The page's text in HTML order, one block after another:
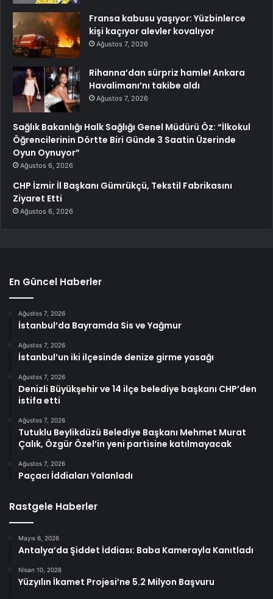
Fransa kabusu yaşıyor: Yüzbinlerce
kişi kaçıyor alevler kovalıyor
Ağustos 7, 2026
Rihanna’dan sürpriz hamle! Ankara
Havalimanı’nı takibe aldı
Ağustos 7, 2026
Sağlık Bakanlığı Halk Sağlığı Genel Müdürü Öz: “İlkokul
Öğrencilerinin Dörtte Biri Günde 3 Saatin Üzerinde
Oyun Oynuyor”
Ağustos 6, 2026
CHP İzmir İl Başkanı Gümrükçü, Tekstil Fabrikasını
Ziyaret Etti
Ağustos 6, 2026
En Güncel Haberler
Ağustos 7, 2026
İstanbul’da Bayramda Sis ve Yağmur
Ağustos 7, 2026
İstanbul’un iki ilçesinde denize girme yasağı
Ağustos 7, 2026
Denizli Büyükşehir ve 14 ilçe belediye başkanı CHP’den
istifa etti
Ağustos 7, 2026
Tutuklu Beylikdüzü Belediye Başkanı Mehmet Murat
Çalık, Özgür Özel’in yeni partisine katılmayacak
Ağustos 7, 2026
Paçacı İddiaları Yalanladı
Rastgele Haberler
Mayıs 6, 2026
Antalya’da Şiddet İddiası: Baba Kamerayla Kanıtladı
Nisan 10, 2026
Yüzyılın İkamet Projesi’ne 5.2 Milyon Başvuru